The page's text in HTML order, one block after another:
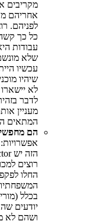
מקריבים
אחריהם
לפניהם.
עבודות
שלא
עכשיו
שיהיו
לא
לדבר
המתאים
הם
רוצים
החלו
בכלל
יודעים
ושהם לא